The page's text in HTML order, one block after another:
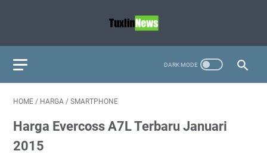
HOME / HARGA / SMARTPHONE
Harga Evercoss A7L Terbaru Januari
2015